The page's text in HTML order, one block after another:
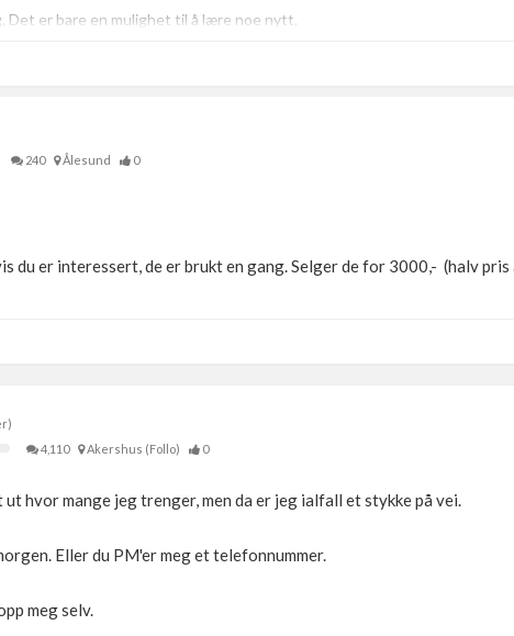
Det er bare en mulighet til å lære noe nytt.
240 Ålesund 0
du er interessert, de er brukt en gang. Selger de for 3000,- (halv
4,110 Akershus (Follo) 0
hvor mange jeg trenger, men da er jeg ialfall et stykke på vei.
Eller du PM'er meg et telefonnummer.
meg selv.